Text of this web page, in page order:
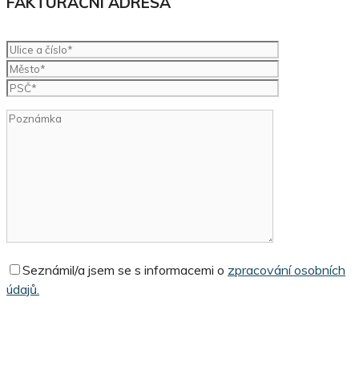
Seznámil/a jsem se s informacemi o zpracování osobních
údajů.